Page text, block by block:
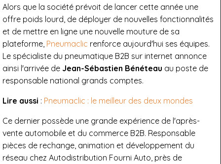
Alors que la société prévoit de lancer cette année une
offre poids lourd, de déployer de nouvelles fonctionnalités
et de mettre en ligne une nouvelle mouture de sa
plateforme, Pneumaclic renforce aujourd'hui ses équipes.
Le spécialiste du pneumatique B2B sur internet annonce
ainsi l'arrivée de Jean-Sébastien Bénéteau au poste de
responsable national grands comptes.
Lire aussi : Pneumaclic : le meilleur des deux mondes
Ce dernier possède une grande expérience de l'après-
vente automobile et du commerce B2B. Responsable
pièces de rechange, animation et développement du
réseau chez Autodistribution Fourni Auto, près de